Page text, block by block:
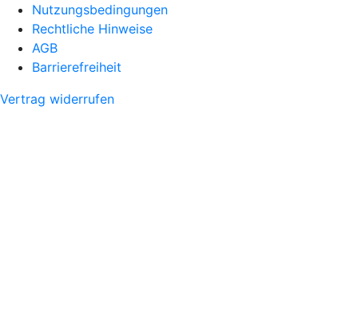
Nutzungsbedingungen
Rechtliche Hinweise
AGB
Barrierefreiheit
Vertrag widerrufen